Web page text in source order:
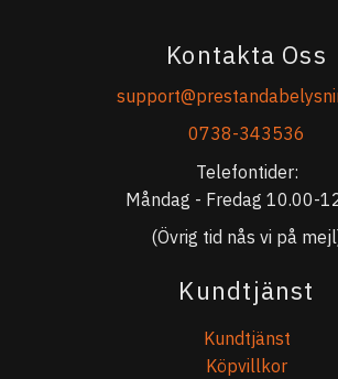
Kontakta Oss
0738-343536
Telefontider:
Måndag - Fredag 10.00-
(Övrig tid nås vi på
Kundtjänst
Kundtjänst
Köpvillkor